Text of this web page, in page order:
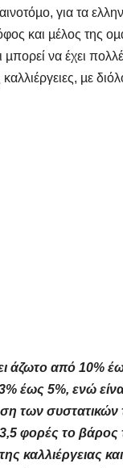
για τα
και µέλος της
µπορεί να έχει
µε
άζωτο από 10%
έως 5%, ενώ
των συστατικών
φορές το βάρος
καλλιέργειας